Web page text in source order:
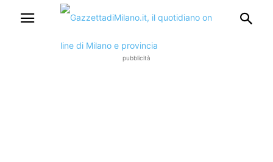
pubblicità